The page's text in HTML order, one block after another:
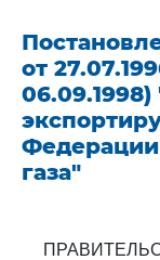
от
газа"